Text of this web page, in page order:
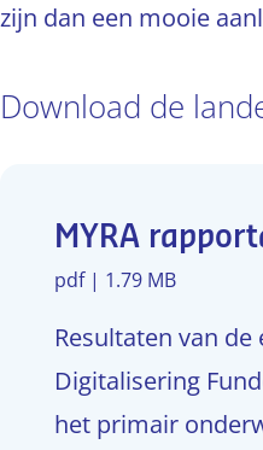
zijn dan een mooie
Download de
MYRA
pdf | 1.79 MB
Resultaten van
Digitalisering
het primair